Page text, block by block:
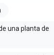
una planta de